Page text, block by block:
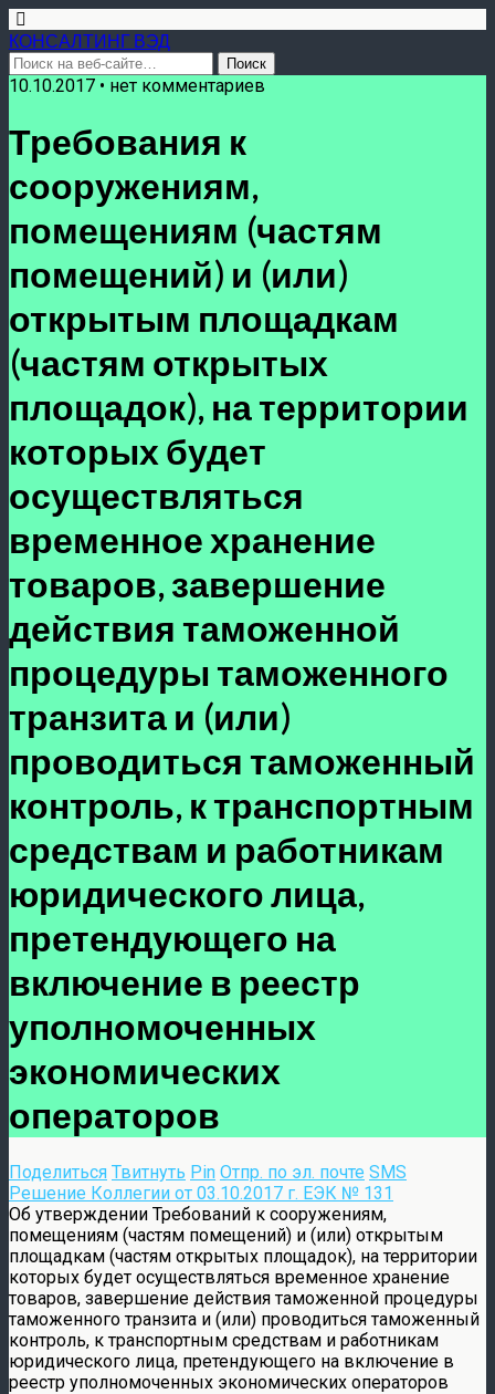
КОНСАЛТИНГ ВЭД
10.10.2017 • нет комментариев
Требования к
сооружениям,
помещениям (частям
помещений) и (или)
открытым площадкам
(частям открытых
площадок), на территории
которых будет
осуществляться
временное хранение
товаров, завершение
действия таможенной
процедуры таможенного
транзита и (или)
проводиться таможенный
контроль, к транспортным
средствам и работникам
юридического лица,
претендующего на
включение в реестр
уполномоченных
экономических
операторов
Поделиться Твитнуть Pin Отпр. по эл. почте SMS
Решение Коллегии от 03.10.2017 г. ЕЭК № 131
Об утверждении Требований к сооружениям,
помещениям (частям помещений) и (или) открытым
площадкам (частям открытых площадок), на территории
которых будет осуществляться временное хранение
товаров, завершение действия таможенной процедуры
таможенного транзита и (или) проводиться таможенный
контроль, к транспортным средствам и работникам
юридического лица, претендующего на включение в
реестр уполномоченных экономических операторов